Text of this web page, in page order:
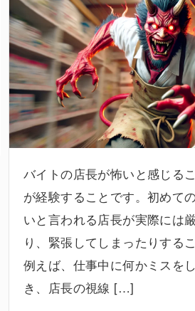
バイトの店長が怖いと感じる
が経験することです。初めて
いと言われる店長が実際には
り、緊張してしまったりする
例えば、仕事中に何かミスを
き、店長の視線 […]